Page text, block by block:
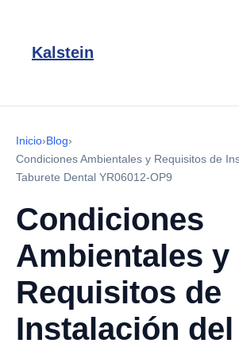
Kalstein
Inicio›Blog›
Condiciones Ambientales y Requisitos de
Taburete Dental YR06012-OP9
Condiciones
Ambientales y
Requisitos de
Instalación del